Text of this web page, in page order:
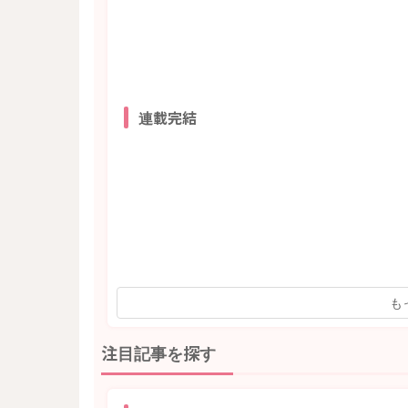
連載完結
も
注目記事を探す